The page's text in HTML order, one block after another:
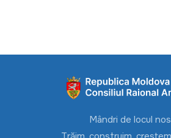
Mândri de locul